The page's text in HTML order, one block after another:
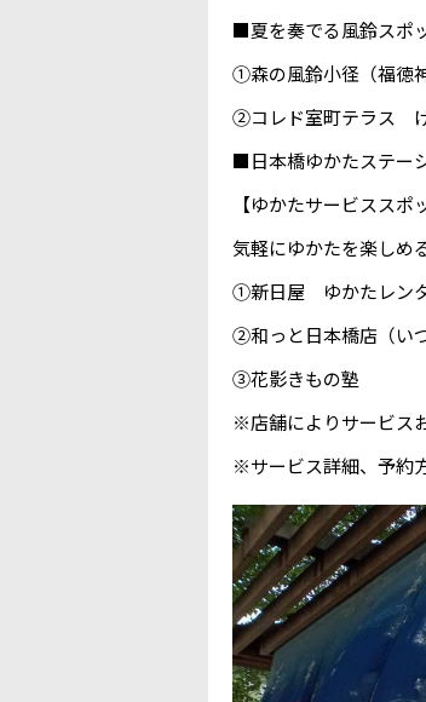
■夏を奏でる風鈴ス
①森の風鈴小径（福徳
②コレド室町テラス
■日本橋ゆかたステー
【ゆかたサービススポ
気軽にゆかたを楽しめ
①新日屋 ゆかたレン
②和っと日本橋店（い
③花影きもの塾
※店舗によりサービス
※サービス詳細、予約